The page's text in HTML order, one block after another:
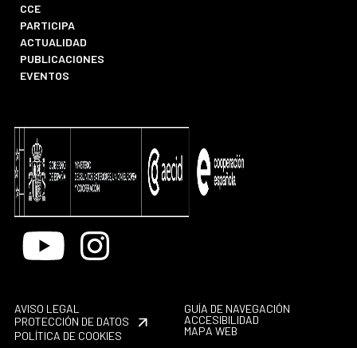
CCE
PARTICIPA
ACTUALIDAD
PUBLICACIONES
EVENTOS
Youtube Instagram
AVISO LEGAL
PROTECCIÓN DE DATOS
POLÍTICA DE COOKIES
GUÍA DE NAVEGACIÓN
ACCESIBILIDAD
MAPA WEB